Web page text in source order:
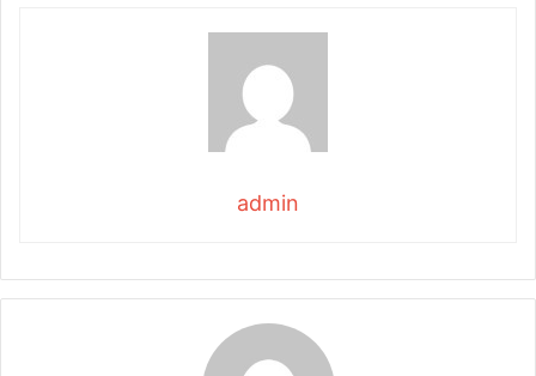
admin